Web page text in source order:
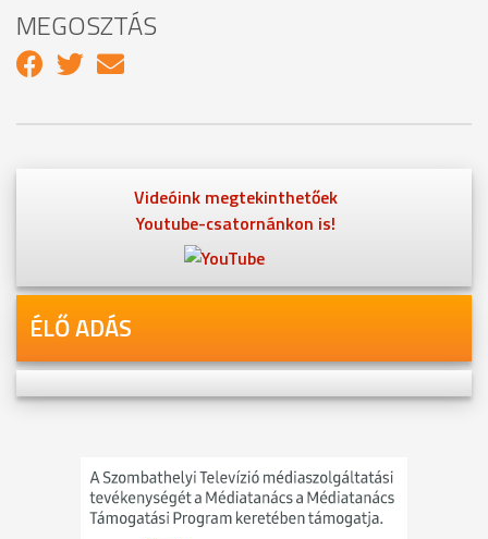
MEGOSZTÁS
Videóink megtekinthetőek
Youtube-csatornánkon is!
ÉLŐ ADÁS